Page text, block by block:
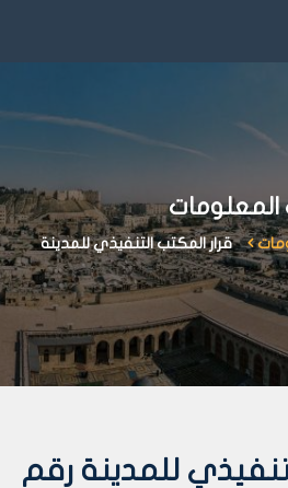
المعلومات
قرار المكتب التنفيذي للمدينة
للمدينة رقم